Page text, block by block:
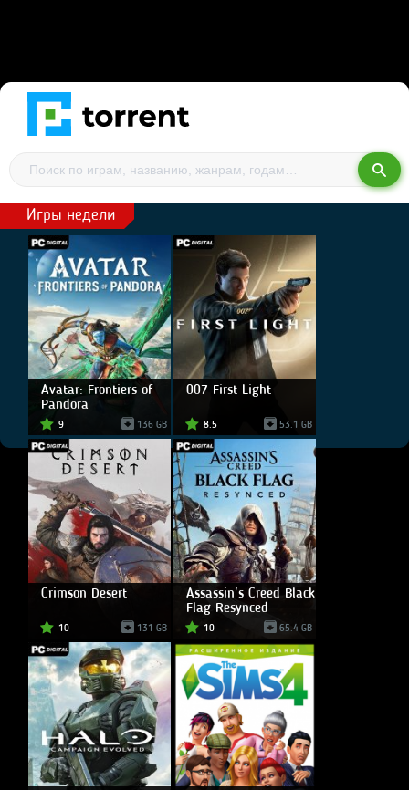
Игры недели
Avatar: Frontiers of
Pandora
9 136 GB
007 First Light
8.5 53.1 GB
Crimson Desert
10 131 GB
Assassin's Creed Black
Flag Resynced
10 65.4 GB